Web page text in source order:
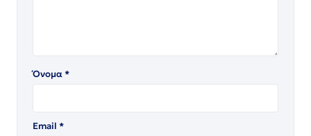
Όνομα*
Email *